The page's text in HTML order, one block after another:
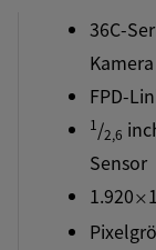
36C-
Kamera
FPD-
1 /2,6
Sensor
1.920×